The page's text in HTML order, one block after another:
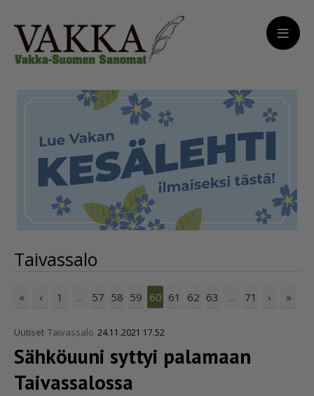
Taivassalo
« ‹ 1 ... 57 58 59 60 61 62 63 ... 71 › »
Uutiset Taivassalo 24.11.2021 17.52
Sähköuuni syttyi palamaan
Taivassalossa